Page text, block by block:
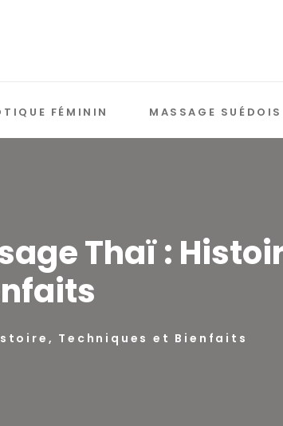
FÉMININ MASSAGE SUÉDOIS
Thaï :
Techniques et Bienfaits